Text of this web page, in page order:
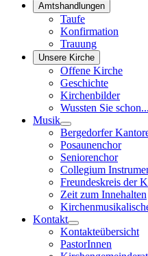
Amtshandlungen
Taufe
Konfirmation
Trauung
Unsere Kirche
Offene Kirche
Geschichte
Kirchenbilder
Wussten Sie
Musik
Bergedorfer
Posaunenchor
Seniorenchor
Collegium
Freundeskreis der
Zeit zum Innehalten
Kontakt
Kontakteübersicht
PastorInnen